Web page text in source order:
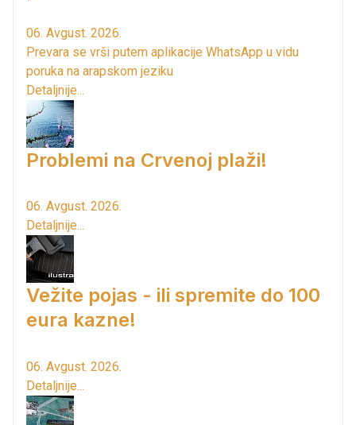
06. Avgust. 2026.
Prevara se vrši putem aplikacije WhatsApp u vidu
poruka na arapskom jeziku
Detaljnije...
Problemi na Crvenoj plaži!
06. Avgust. 2026.
Detaljnije...
Vežite pojas - ili spremite do 100
eura kazne!
06. Avgust. 2026.
Detaljnije...